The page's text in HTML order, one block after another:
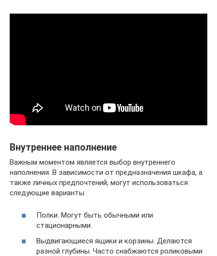
Внутреннее наполнение
Важным моментом является выбор внутреннего
наполнения. В зависимости от предназначения шкафа, а
также личных предпочтений, могут использоваться
следующие варианты.
Полки. Могут быть обычными или
стационарными.
Выдвигающиеся ящики и корзины. Делаются
разной глубины. Часто снабжаются роликовыми